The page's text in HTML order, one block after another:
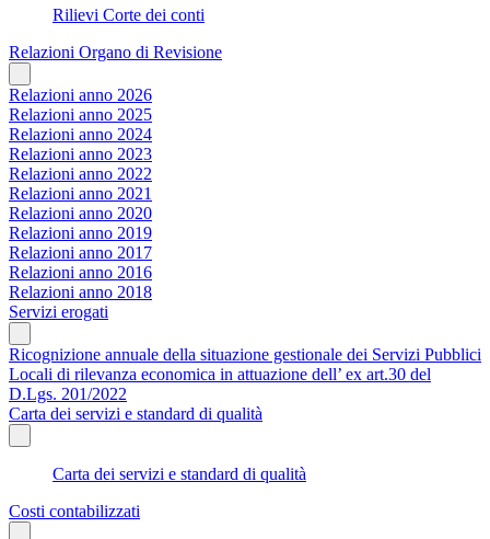
Rilievi Corte dei conti
Relazioni Organo di Revisione
Relazioni anno 2026
Relazioni anno 2025
Relazioni anno 2024
Relazioni anno 2023
Relazioni anno 2022
Relazioni anno 2021
Relazioni anno 2020
Relazioni anno 2019
Relazioni anno 2017
Relazioni anno 2016
Relazioni anno 2018
Servizi erogati
Ricognizione annuale della situazione gestionale dei Servizi Pubblici
Locali di rilevanza economica in attuazione dell’ ex art.30 del
D.Lgs. 201/2022
Carta dei servizi e standard di qualità
Carta dei servizi e standard di qualità
Costi contabilizzati